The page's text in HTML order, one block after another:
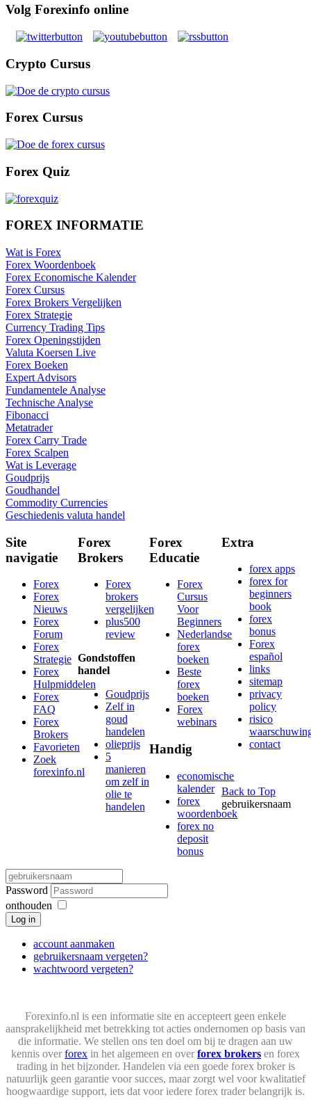
Volg Forexinfo online
Crypto Cursus
Forex Cursus
Forex Quiz
FOREX INFORMATIE
Wat is Forex
Forex Woordenboek
Forex Economische Kalender
Forex Cursus
Forex Brokers Vergelijken
Forex Strategie
Currency Trading Tips
Forex Openingstijden
Valuta Koersen Live
Forex Boeken
Expert Advisors
Fundamentele Analyse
Technische Analyse
Fibonacci
Metatrader
Forex Carry Trade
Forex Scalpen
Wat is Leverage
Goudprijs
Goudhandel
Commodity Currencies
Geschiedenis valuta handel
Site
navigatie
Forex
Forex
Nieuws
Forex
Forum
Forex
Strategie
Forex
Hulpmiddelen
Forex
FAQ
Forex
Brokers
Favorieten
Zoek
forexinfo.nl
Forex
Brokers
Forex
brokers
vergelijken
plus500
review
Gondstoffen
handel
Goudprijs
Zelf in
goud
handelen
olieprijs
5
manieren
om zelf in
olie te
handelen
Forex
Educatie
Forex
Cursus
Voor
Beginners
Nederlandse
forex
boeken
Beste
forex
boeken
Forex
webinars
Handig
economische
kalender
forex
woordenboek
forex no
deposit
bonus
Extra
forex apps
forex for
beginners
book
forex
bonus
Forex
español
links
sitemap
privacy
policy
risico
contact
Back to Top
gebruikersnaam
Password
onthouden
Log in
account aanmaken
gebruikersnaam vergeten?
wachtwoord vergeten?
Forexinfo.nl is een informatie site en accepteert geen enkele
aansprakelijkheid met betrekking tot acties ondernomen op basis van
die informatie. We stellen ons ten doel om bij te dragen aan uw
kennis over forex in het algemeen en over forex brokers en forex
trading in het bijzonder. Handelen via een goede forex broker is
natuurlijk geen garantie voor succes, maar zorgt wel voor kwalitatief
hoogwaardige support, iets dat voor iedere forex trader belangrijk is.